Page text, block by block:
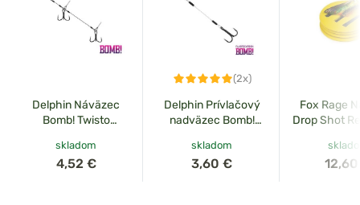
Delphin Náväzec
Bomb! Twisto
skladom
4,52 €
(2x)
Delphin Prívlačový
nadväzec Bomb!
Fluorocarbon 3ks
skladom
3,60 €
Fox Rage
Drop Shot